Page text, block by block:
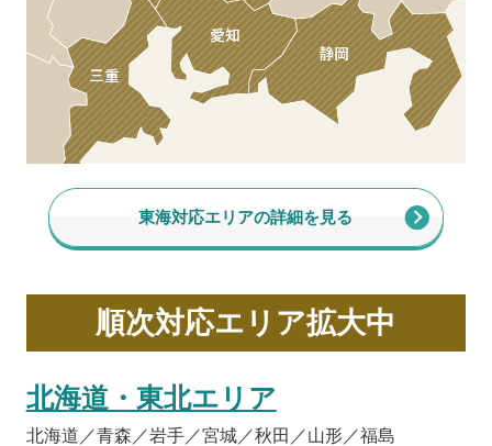
東海対応エリアの詳細を見る
順次対応エリア拡大中
北海道・東北エリア
北海道／青森／岩手／宮城／秋田／山形／福島